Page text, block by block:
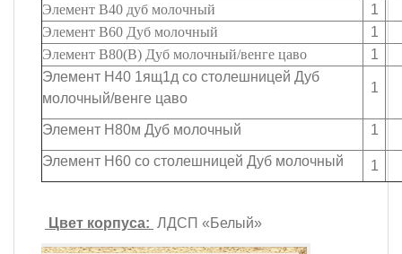
Элемент В40 дуб молочный
1
Элемент В60 Дуб молочный
1
Элемент В80(В) Дуб молочный/венге цаво
1
Элемент Н40 1ящ1д со столешницей Дуб
молочный/венге цаво
1
Элемент Н80м Дуб молочный 1
Элемент Н60 со столешницей Дуб молочный 1
Цвет корпуса: ЛДСП «Белый»